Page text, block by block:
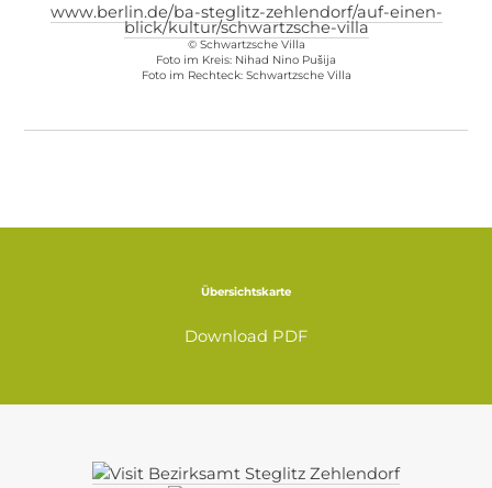
www.berlin.de/ba-steglitz-zehlendorf/auf-einen-
blick/kultur/schwartzsche-villa
© Schwartzsche Villa
Foto im Kreis: Nihad Nino Pušija
Foto im Rechteck: Schwartzsche Villa
Übersichtskarte
Download PDF